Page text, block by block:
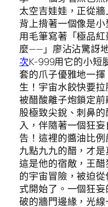
太空吉娃娃，正從
背上揹著一個像是
用毛筆寫著「極品
麼——」廖沾沾驚訝
次K-999用它的小短
套的爪子優雅地一
生！宇宙水餃快要
被醋酸離子炮鎖定
股極致尖銳、刺鼻
入，伴隨著一個狂
告！這裡的醬油比
九點九九的醋，才
這是他的宿敵，王
的宇宙冒險，被迫
式開始了。一個狂
破的牆門邊緣，光